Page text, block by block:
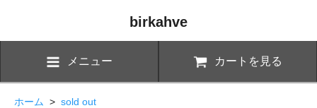
birkahve
メニュー カートを見る
ホーム > sold out